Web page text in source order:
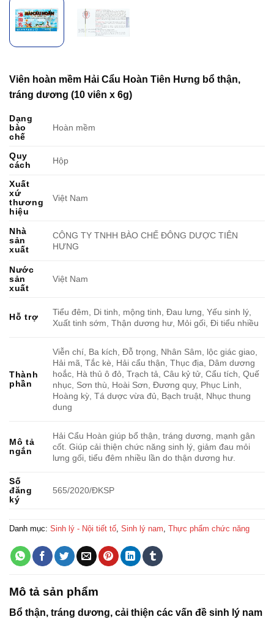
Viên hoàn mềm Hải Cẩu Hoàn Tiên Hưng bổ thận,
tráng dương (10 viên x 6g)
Dạng
bào
chế
Hoàn mềm
Quy
cách
Hộp
Xuất
xứ
thương
hiệu
Việt Nam
Nhà
sản
xuất
CÔNG TY TNHH BÀO CHẾ ĐÔNG DƯỢC TIÊN
HƯNG
Nước
sản
xuất
Việt Nam
Hỗ trợ
Tiểu đêm, Di tinh, mộng tinh, Đau lưng, Yếu sinh lý,
Xuất tinh sớm, Thận dương hư, Mỏi gối, Đi tiểu nhiều
Thành
phần
Viễn chí, Ba kích, Đỗ trọng, Nhân Sâm, lộc giác giao,
Hải mã, Tắc kè, Hải cẩu thận, Thục địa, Dâm dương
hoắc, Hà thủ ô đỏ, Trạch tả, Câu kỷ tử, Cẩu tích, Quế
nhục, Sơn thù, Hoài Sơn, Đương quy, Phục Linh,
Hoàng kỳ, Tá dược vừa đủ, Bạch truật, Nhục thung
dung
Mô tả
ngắn
Hải Cẩu Hoàn giúp bổ thận, tráng dương, mạnh gân
cốt. Giúp cải thiện chức năng sinh lý, giảm đau mỏi
lưng gối, tiểu đêm nhiều lần do thận dương hư.
Số
đăng
ký
565/2020/ÐKSP
Danh mục: Sinh lý - Nội tiết tố Sinh lý nam Thực phẩm chức năng
Mô tả sản phẩm
Bổ thận, tráng dương, cải thiện các vấn đề sinh lý nam